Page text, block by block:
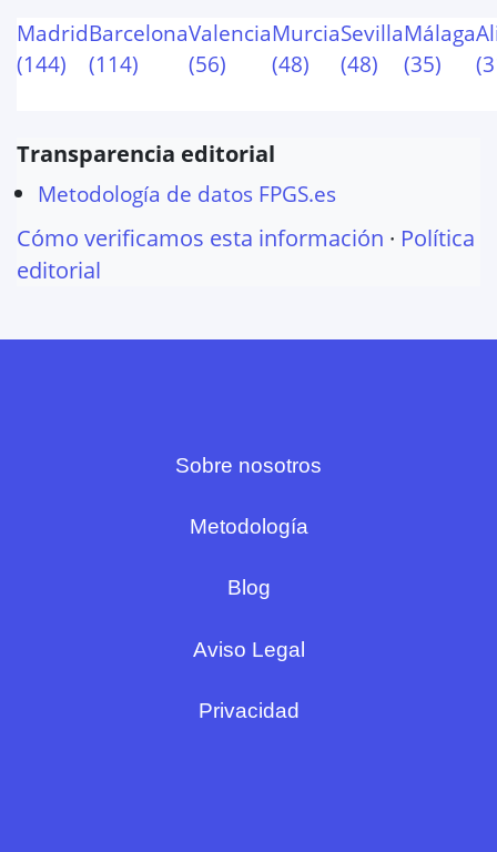
Madrid
(144)
Barcelona
(114)
Valencia
(56)
Murcia
(48)
Sevilla
(48)
Málaga
(35)
(
Transparencia editorial
Metodología de datos FPGS.es
Cómo verificamos esta información · Política
editorial
Sobre nosotros
Metodología
Blog
Aviso Legal
Privacidad